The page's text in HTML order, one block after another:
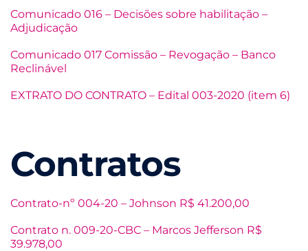
Comunicado 016 – Decisões sobre habilitação –
Adjudicação
Comunicado 017 Comissão – Revogação – Banco
Reclinável
EXTRATO DO CONTRATO – Edital 003-2020 (item 6)
Contratos
Contrato-nº 004-20 – Johnson R$ 41.200,00
Contrato n. 009-20-CBC – Marcos Jefferson R$
39.978,00